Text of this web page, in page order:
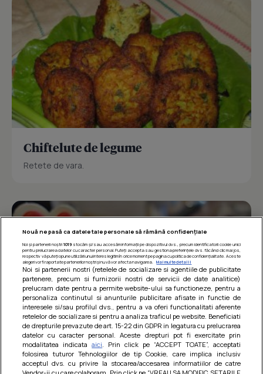
Chiftelute de legume
Retete de vara.
Barcute din vinete cu arpagic rosu
Nouă ne pasă ca datele tale personale să rămână confidențiale
Noi și partenerii noștri 1019stocăm și/sau accesăm informații pe dispozitivul dvs., precum identificatorii cookie unici
pentru prelucrarea datelor cu caracter personal. Puteți accepta sau gestiona preferințele dvs. făcând clic mai jos,
respectiv vă puteți opune utilizării unui interes legitim în orice moment pe pagina cu politica de confidențialitate. Aceste
alegeri vor fi raportate partenerilor noștri și nu vă vor afecta navigarea.
Mai multe detalii
Noi si partenerii nostri (retelele de socializare si agentiile de publicitate
partenere, precum si furnizorii nostri de servicii de date analitice)
prelucram date pentru a permite website-ului sa functioneze, pentru a
personaliza continutul si anunturile publicitare afisate in functie de
interesele si/sau profilul dvs., pentru a va oferi functionalitati aferente
retelelor de socializare si pentru a analiza traficul pe website. Beneficiati
de drepturile prevazute de art. 15-22 din GDPR in legatura cu prelucrarea
datelor cu caracter personal. Aceste drepturi pot fi exercitate prin
modalitatea indicataaici . Prin click pe “ACCEPT TOATE”, acceptati
folosirea tuturor Tehnologiilor de tip Cookie, care implica inclusiv
acceptul dvs. cu privire la stocarea/accesarea informatiilor de catre